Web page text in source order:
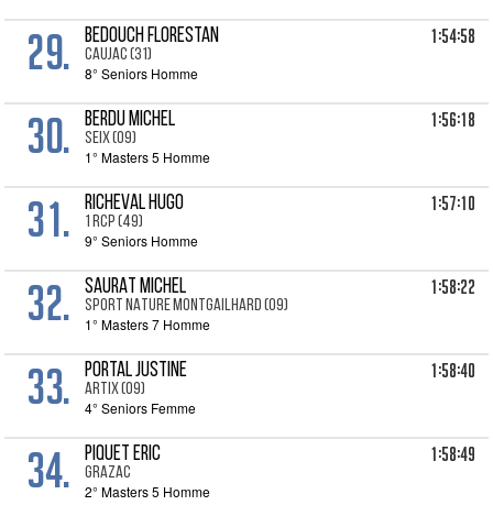
29. BEDOUCH Florestan
CAUJAC (31)
8° Seniors Homme
1:54:58
30. BERDU Michel
SEIX (09)
1° Masters 5 Homme
1:56:18
31. RICHEVAL Hugo
1 RCP (49)
9° Seniors Homme
1:57:10
32. SAURAT Michel
SPORT NATURE MONTGAILHARD (09)
1° Masters 7 Homme
1:58:22
33. PORTAL Justine
ARTIX (09)
4° Seniors Femme
1:58:40
34. PIQUET Eric
GRAZAC
2° Masters 5 Homme
1:58:49